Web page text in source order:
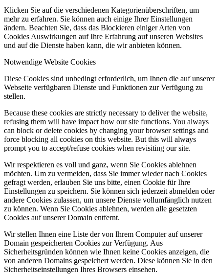
Klicken Sie auf die verschiedenen Kategorienüberschriften, um
mehr zu erfahren. Sie können auch einige Ihrer Einstellungen
ändern. Beachten Sie, dass das Blockieren einiger Arten von
Cookies Auswirkungen auf Ihre Erfahrung auf unseren Websites
und auf die Dienste haben kann, die wir anbieten können.
Notwendige Website Cookies
Diese Cookies sind unbedingt erforderlich, um Ihnen die auf unserer
Webseite verfügbaren Dienste und Funktionen zur Verfügung zu
stellen.
Because these cookies are strictly necessary to deliver the website,
refusing them will have impact how our site functions. You always
can block or delete cookies by changing your browser settings and
force blocking all cookies on this website. But this will always
prompt you to accept/refuse cookies when revisiting our site.
Wir respektieren es voll und ganz, wenn Sie Cookies ablehnen
möchten. Um zu vermeiden, dass Sie immer wieder nach Cookies
gefragt werden, erlauben Sie uns bitte, einen Cookie für Ihre
Einstellungen zu speichern. Sie können sich jederzeit abmelden oder
andere Cookies zulassen, um unsere Dienste vollumfänglich nutzen
zu können. Wenn Sie Cookies ablehnen, werden alle gesetzten
Cookies auf unserer Domain entfernt.
Wir stellen Ihnen eine Liste der von Ihrem Computer auf unserer
Domain gespeicherten Cookies zur Verfügung. Aus
Sicherheitsgründen können wie Ihnen keine Cookies anzeigen, die
von anderen Domains gespeichert werden. Diese können Sie in den
Sicherheitseinstellungen Ihres Browsers einsehen.